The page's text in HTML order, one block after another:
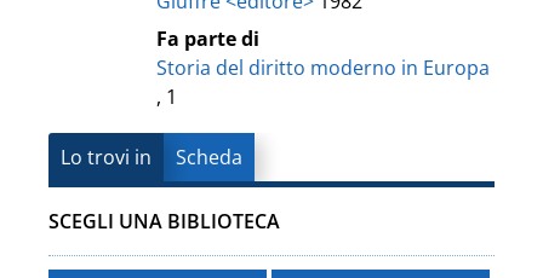
Fa parte di
Storia del diritto moderno in Europa
, 1
Lo trovi in Scheda
SCEGLI UNA BIBLIOTECA